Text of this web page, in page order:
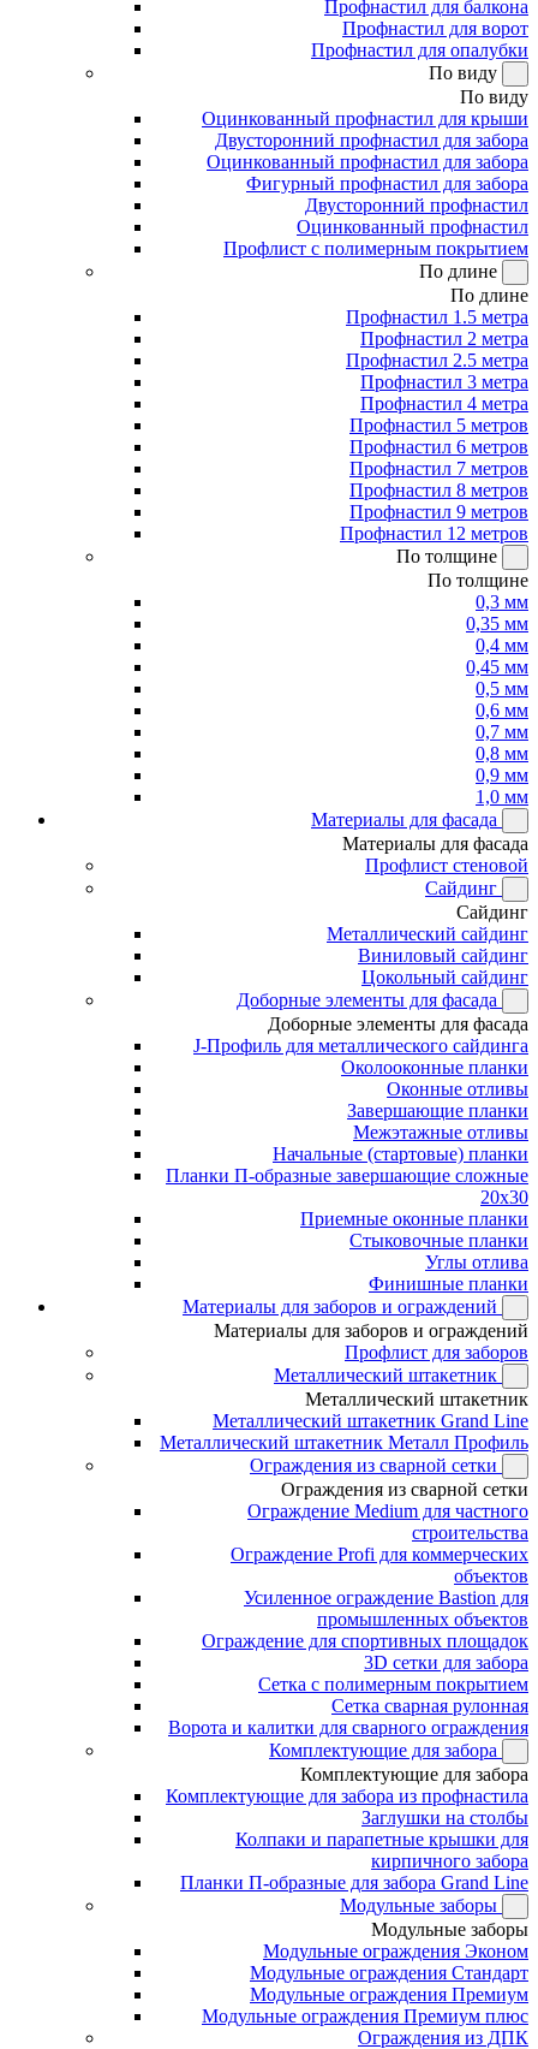
Профнастил для балкона
Профнастил для ворот
Профнастил для опалубки
По виду
По виду
Оцинкованный профнастил для крыши
Двусторонний профнастил для забора
Оцинкованный профнастил для забора
Фигурный профнастил для забора
Двусторонний профнастил
Оцинкованный профнастил
Профлист с полимерным покрытием
По длине
По длине
Профнастил 1.5 метра
Профнастил 2 метра
Профнастил 2.5 метра
Профнастил 3 метра
Профнастил 4 метра
Профнастил 5 метров
Профнастил 6 метров
Профнастил 7 метров
Профнастил 8 метров
Профнастил 9 метров
Профнастил 12 метров
По толщине
По толщине
0,3 мм
0,35 мм
0,4 мм
0,45 мм
0,5 мм
0,6 мм
0,7 мм
0,8 мм
0,9 мм
1,0 мм
Материалы для фасада
Материалы для фасада
Профлист стеновой
Сайдинг
Сайдинг
Металлический сайдинг
Виниловый сайдинг
Цокольный сайдинг
Доборные элементы для фасада
Доборные элементы для фасада
J-Профиль для металлического сайдинга
Околооконные планки
Оконные отливы
Завершающие планки
Межэтажные отливы
Начальные (стартовые) планки
Планки П-образные завершающие сложные
20x30
Приемные оконные планки
Стыковочные планки
Углы отлива
Финишные планки
Материалы для заборов и ограждений
Материалы для заборов и ограждений
Профлист для заборов
Металлический штакетник
Металлический штакетник
Металлический штакетник Grand Line
Металлический штакетник Металл Профиль
Ограждения из сварной сетки
Ограждения из сварной сетки
Ограждение Medium для частного
строительства
Ограждение Profi для коммерческих
объектов
Усиленное ограждение Bastion для
промышленных объектов
Ограждение для спортивных площадок
3D сетки для забора
Сетка с полимерным покрытием
Сетка сварная рулонная
Ворота и калитки для сварного ограждения
Комплектующие для забора
Комплектующие для забора
Комплектующие для забора из профнастила
Заглушки на столбы
Колпаки и парапетные крышки для
кирпичного забора
Планки П-образные для забора Grand Line
Модульные заборы
Модульные заборы
Модульные ограждения Эконом
Модульные ограждения Стандарт
Модульные ограждения Премиум
Модульные ограждения Премиум плюс
Ограждения из ДПК